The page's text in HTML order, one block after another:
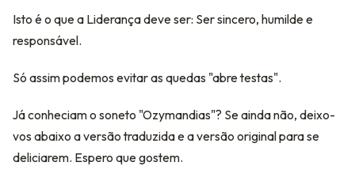
Isto é o que a Liderança deve ser: Ser sincero, humilde e
responsável.
Só assim podemos evitar as quedas "abre testas".
Já conheciam o soneto "Ozymandias"? Se ainda não, deixo-
vos abaixo a versão traduzida e a versão original para se
deliciarem. Espero que gostem.